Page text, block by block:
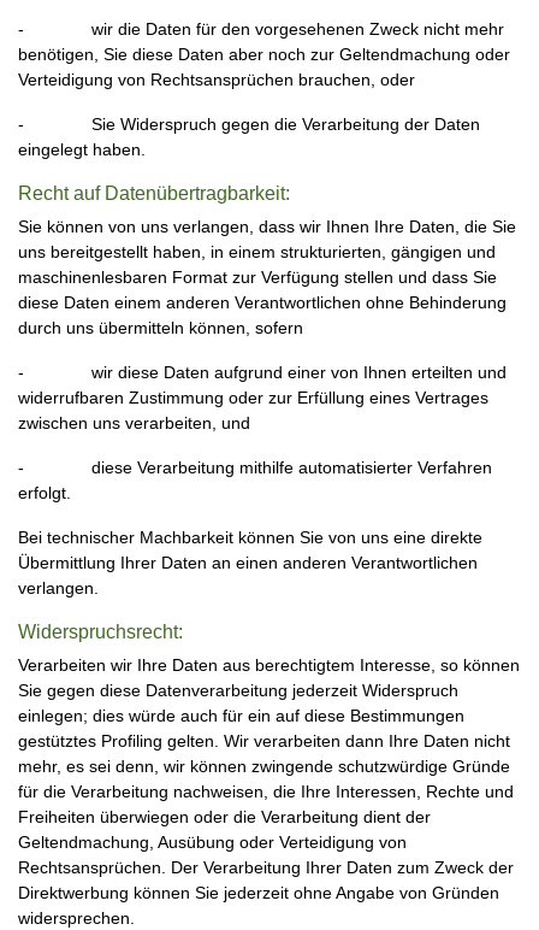
- wir die Daten für den vorgesehenen Zweck nicht mehr
benötigen, Sie diese Daten aber noch zur Geltendmachung oder
Verteidigung von Rechtsansprüchen brauchen, oder
- Sie Widerspruch gegen die Verarbeitung der Daten
eingelegt haben.
Recht auf Datenübertragbarkeit:
Sie können von uns verlangen, dass wir Ihnen Ihre Daten, die Sie
uns bereitgestellt haben, in einem strukturierten, gängigen und
maschinenlesbaren Format zur Verfügung stellen und dass Sie
diese Daten einem anderen Verantwortlichen ohne Behinderung
durch uns übermitteln können, sofern
- wir diese Daten aufgrund einer von Ihnen erteilten und
widerrufbaren Zustimmung oder zur Erfüllung eines Vertrages
zwischen uns verarbeiten, und
- diese Verarbeitung mithilfe automatisierter Verfahren
erfolgt.
Bei technischer Machbarkeit können Sie von uns eine direkte
Übermittlung Ihrer Daten an einen anderen Verantwortlichen
verlangen.
Widerspruchsrecht:
Verarbeiten wir Ihre Daten aus berechtigtem Interesse, so können
Sie gegen diese Datenverarbeitung jederzeit Widerspruch
einlegen; dies würde auch für ein auf diese Bestimmungen
gestütztes Profiling gelten. Wir verarbeiten dann Ihre Daten nicht
mehr, es sei denn, wir können zwingende schutzwürdige Gründe
für die Verarbeitung nachweisen, die Ihre Interessen, Rechte und
Freiheiten überwiegen oder die Verarbeitung dient der
Geltendmachung, Ausübung oder Verteidigung von
Rechtsansprüchen. Der Verarbeitung Ihrer Daten zum Zweck der
Direktwerbung können Sie jederzeit ohne Angabe von Gründen
widersprechen.